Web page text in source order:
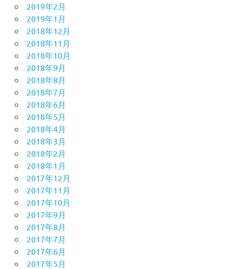
2019年2月
2019年1月
2018年12月
2018年11月
2018年10月
2018年9月
2018年8月
2018年7月
2018年6月
2018年5月
2018年4月
2018年3月
2018年2月
2018年1月
2017年12月
2017年11月
2017年10月
2017年9月
2017年8月
2017年7月
2017年6月
2017年5月